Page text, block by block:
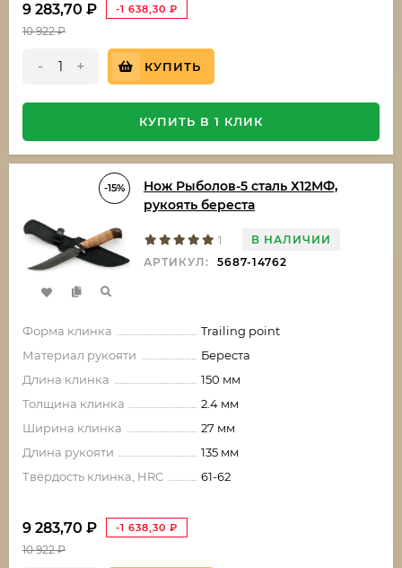
9 283,70 ₽ -1 638,30 ₽
10 922₽
- + КУПИТЬ
КУПИТЬ В 1 КЛИК
-15%
Нож Рыболов-5 сталь Х12МФ,
рукоять береста
1
В НАЛИЧИИ
АРТИКУЛ:
5687-14762
Форма клинка
Trailing point
Материал рукояти
Береста
Длина клинка
150 мм
Толщина клинка
2.4 мм
Ширина клинка
27 мм
Длина рукояти
135 мм
Твёрдость клинка, HRC
61-62
9 283,70 ₽ -1 638,30 ₽
10 922₽